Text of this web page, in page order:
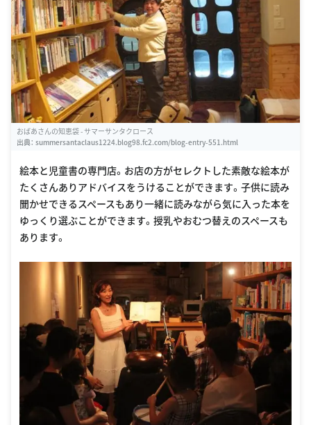
おばあさんの知恵袋 - サマーサンタクロース
出典： summersantaclaus1224.blog98.fc2.com/blog-entry-551.html
絵本と児童書の専門店。お店の方がセレクトした素敵な絵本が
たくさんありアドバイスをうけることができます。子供に読み
聞かせできるスペースもあり一緒に読みながら気に入った本を
ゆっくり選ぶことができます。授乳やおむつ替えのスペースも
あります。